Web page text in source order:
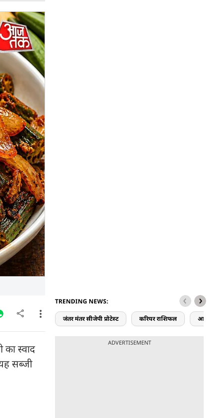
का स्वाद
सब्जी
TRENDING NEWS:
जंतर मंतर सीजेपी प्रोटेस्ट करियर राशिफल आज का
ADVERTISEMENT